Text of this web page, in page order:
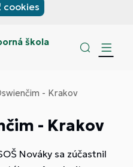
cookies
škola
- Krakov
- Krakov
Nováky sa zúčastnil